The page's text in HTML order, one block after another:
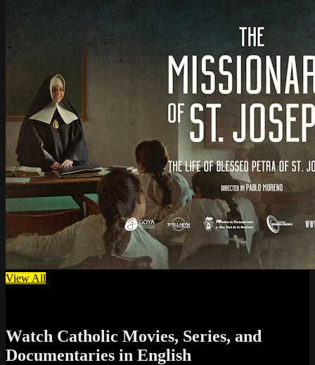
View All
Watch Catholic Movies, Series, and
Documentaries in English